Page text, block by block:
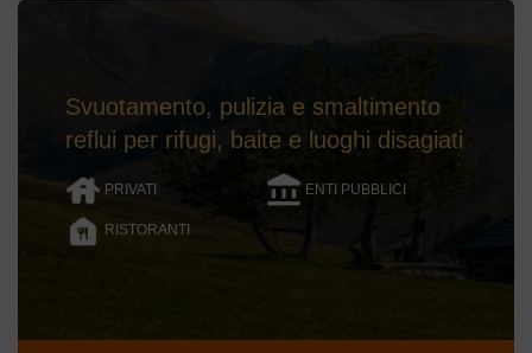
Svuotamento, pulizia e smaltimento
reflui per rifugi, baite e luoghi disagiati
PRIVATI ENTI PUBBLICI
RISTORANTI